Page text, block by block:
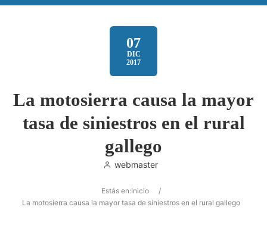
Buscar
07
DIC
2017
La motosierra causa la mayor
tasa de siniestros en el rural
gallego
webmaster
Estás en:Inicio
/
La motosierra causa la mayor tasa de siniestros en el rural gallego